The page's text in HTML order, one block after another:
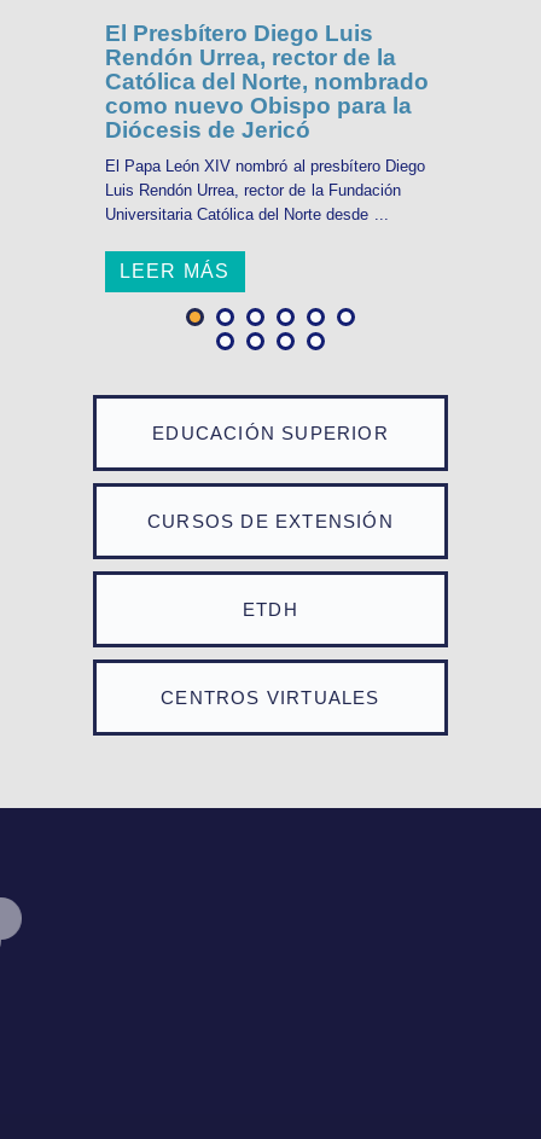
EDUCACIÓN SUPERIOR
CURSOS DE EXTENSIÓN
ETDH
CENTROS VIRTUALES
El Presbítero Diego Luis
Rendón Urrea, rector de la
Católica del Norte, nombrado
como nuevo Obispo para la
Diócesis de Jericó
El Papa León XIV nombró al presbítero Diego
Luis Rendón Urrea, rector de la Fundación
Universitaria Católica del Norte desde ...
LEER MÁS